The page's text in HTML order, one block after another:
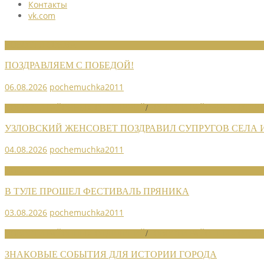
Контакты
vk.com
ПОЗДРАВЛЯЕМ С ПОБЕДОЙ!
06.08.2026 pochemuchka2011
/
УЗЛОВСКИЙ ЖЕНСОВЕТ ПОЗДРАВИЛ СУПРУГОВ СЕЛА
04.08.2026 pochemuchka2011
В ТУЛЕ ПРОШЕЛ ФЕСТИВАЛЬ ПРЯНИКА
03.08.2026 pochemuchka2011
/
ЗНАКОВЫЕ СОБЫТИЯ ДЛЯ ИСТОРИИ ГОРОДА